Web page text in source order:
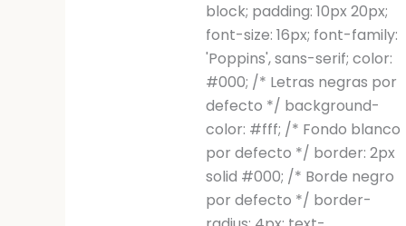
block; padding: 10px 20px;
font-size: 16px; font-family:
'Poppins', sans-serif; color:
#000; /* Letras negras por
defecto */ background-
color: #fff; /* Fondo blanco
por defecto */ border: 2px
solid #000; /* Borde negro
por defecto */ border-